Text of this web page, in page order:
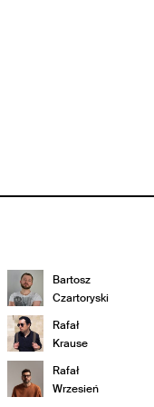
Bartosz
Czartoryski
Rafał
Krause
Rafał
Wrzesień